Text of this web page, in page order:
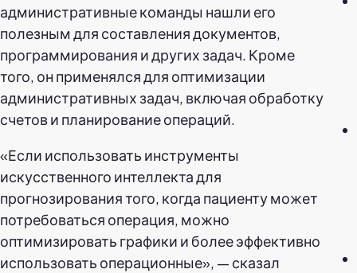
административные команды нашли его
полезным для составления документов,
программирования и других задач. Кроме
того, он применялся для оптимизации
административных задач, включая обработку
счетов и планирование операций.
«Если использовать инструменты
искусственного интеллекта для
прогнозирования того, когда пациенту может
потребоваться операция, можно
оптимизировать графики и более эффективно
использовать операционные», — сказал